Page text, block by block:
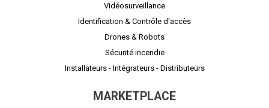
Vidéosurveillance
Identification & Contrôle d'accès
Drones & Robots
Sécurité incendie
Installateurs - Intégrateurs - Distributeurs
MARKETPLACE